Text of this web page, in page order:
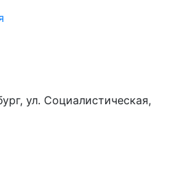
ул. Социалистическая,